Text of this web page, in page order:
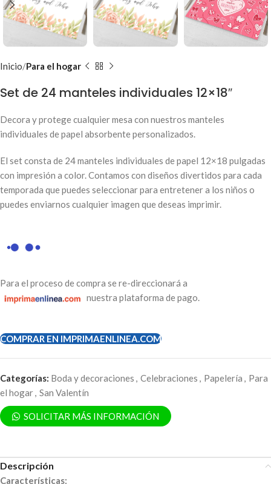
Inicio Para el hogar
Set de 24 manteles individuales 12×18″
Decora y protege cualquier mesa con nuestros manteles
individuales de papel absorbente personalizados.
El set consta de 24 manteles individuales de papel 12×18 pulgadas
con impresión a color. Contamos con diseños divertidos para cada
temporada que puedes seleccionar para entretener a los niños o
puedes enviarnos cualquier imagen que deseas imprimir.
Para el proceso de compra se re-direccionará a
nuestra plataforma de pago.
COMPRAR EN IMPRIMAENLINEA.COM
Categorías: Boda y decoraciones , Celebraciones , Papelería , Para
el hogar, San Valentín
SOLICITAR MÁS INFORMACIÓN
Descripción
Características: